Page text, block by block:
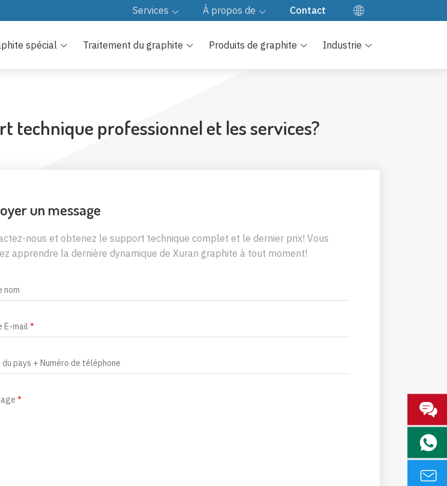
Services
Télécharger
À propos de
Contact
ES
DE
spécial Traitement du graphite Produits de graphite Industrie
technique professionnel et les services?
un message
nous et obtenez le support technique complet et le dernier prix! Vous
apprendre la dernière dynamique de Xuran graphite à tout moment!
nom
E-mail*
du pays + Numéro de téléphone
*